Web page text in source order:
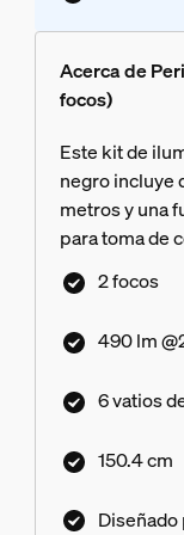
Acerca de
focos)
Este kit de
negro incluye
metros y una
para toma de
2 focos
490 lm
6 vatios
150.4 cm